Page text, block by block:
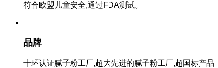
符合欧盟儿童安全,通过FDA测试。
品牌
十环认证腻子粉工厂,超大先进的腻子粉工厂,超国标产品